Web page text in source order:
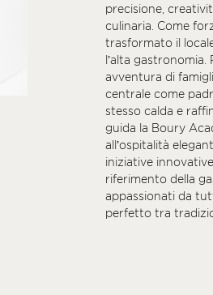
precisione,
culinaria. Come
trasformato il
l’alta
avventura di
centrale come
stesso calda e
guida la Boury
all’ospitalità
iniziative
riferimento della
appassionati da
perfetto tra